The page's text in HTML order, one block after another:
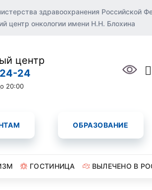
здравоохранения Российской
центр онкологии имени Н.Н. Блохина
центр
24
20:00
ОБРАЗОВАНИЕ
ГОСТИНИЦА ВЫЛЕЧЕНО В